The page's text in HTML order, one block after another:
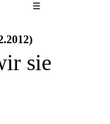
Das
☰
sie